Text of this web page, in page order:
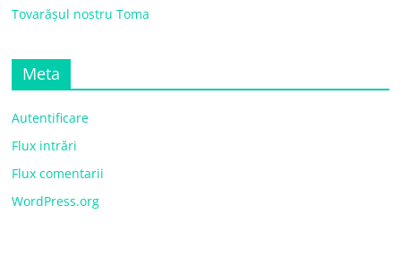
Tovarășul nostru Toma
Meta
Autentificare
Flux intrări
Flux comentarii
WordPress.org